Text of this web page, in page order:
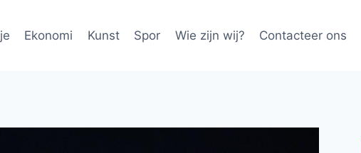
Ekonomi Kunst Spor Wie zijn wij? Contacteer ons